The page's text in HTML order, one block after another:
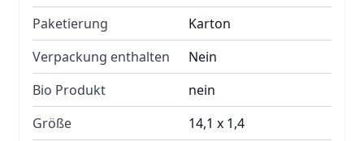
Paketierung
Karton
Verpackung enthalten
Nein
Bio Produkt
nein
Größe
14,1 x 1,4